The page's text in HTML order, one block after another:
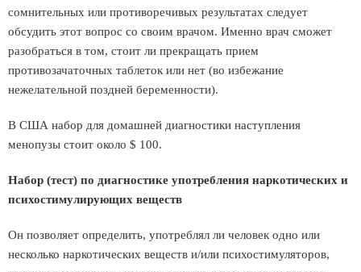
сомнительных или противоречивых результатах следует
обсудить этот вопрос со своим врачом. Именно врач сможет
разобраться в том, стоит ли прекращать прием
противозачаточных таблеток или нет (во избежание
нежелательной поздней беременности).
В США набор для домашней диагностики наступления
менопузы стоит около $ 100.
Набор (тест) по диагностике употребления наркотических и
психостимулирующих веществ
Он позволяет определить, употреблял ли человек одно или
несколько наркотических веществ и/или психостимуляторов,